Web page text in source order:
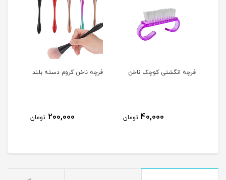
فرچه انگشتی کوچک ناخن
40,000 تومان
فرچه ناخن کروم دسته بلند
200,000 تومان